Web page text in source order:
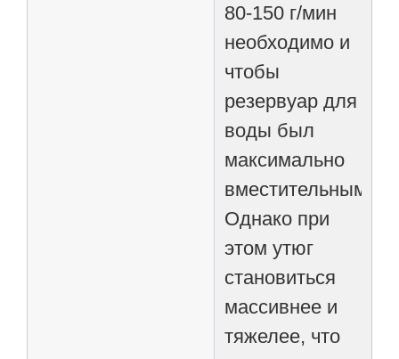
80-150 г/мин
необходимо и
чтобы
резервуар для
воды был
максимально
вместительным.
Однако при
этом утюг
становиться
массивнее и
тяжелее, что